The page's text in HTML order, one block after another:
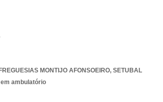
MONTIJO AFONSOEIRO, SETUBAL
ambulatório